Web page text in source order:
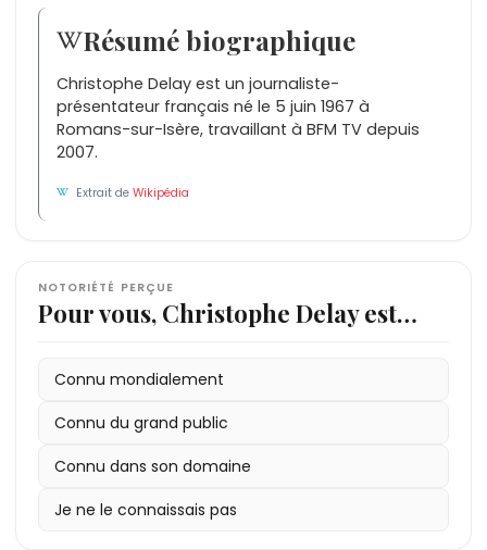
Résumé biographique
Christophe Delay est un journaliste-
présentateur français né le 5 juin 1967 à
Romans-sur-Isère, travaillant à BFM TV depuis
2007.
Extrait deWikipédia
NOTORIÉTÉ PERÇUE
Pour vous, Christophe Delay est…
Connu mondialement
Connu du grand public
Connu dans son domaine
Je ne le connaissais pas